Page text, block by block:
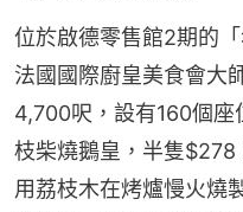
位於啟德零售館2期的
法國國際廚皇美食會大
4,700呎，設有160個座
枝柴燒鵝皇，半隻
用荔枝木在烤爐慢火燒